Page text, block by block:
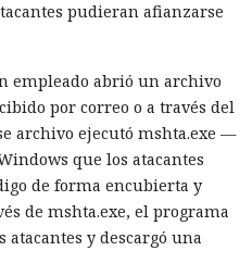
pudieran afianzarse
empleado abrió un archivo
por correo o a través del
archivo ejecutó mshta.exe —
que los atacantes
de forma encubierta y
de mshta.exe, el programa
atacantes y descargó una